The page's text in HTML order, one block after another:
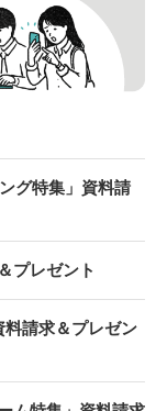
グ特集」資料請
プレゼント
請求＆プレゼン